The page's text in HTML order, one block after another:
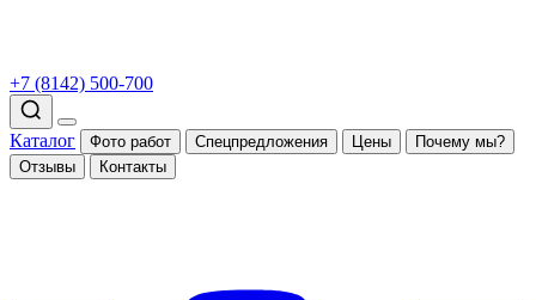
+7 (8142) 500-700
Каталог Фото работ Спецпредложения Цены
Почему мы?
Отзывы
Контакты